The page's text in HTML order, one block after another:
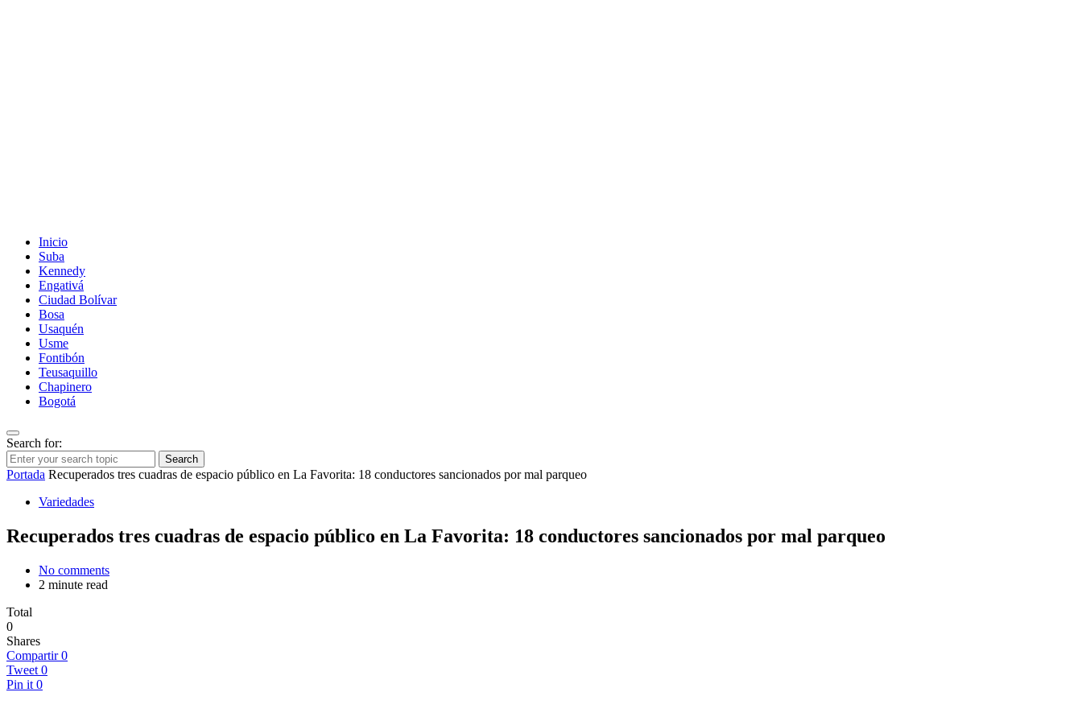
Inicio
Suba
Kennedy
Engativá
Ciudad Bolívar
Bosa
Usaquén
Usme
Fontibón
Teusaquillo
Chapinero
Bogotá
Search for:
Search
Portada Recuperados tres cuadras de espacio público en La Favorita: 18 conductores sancionados por mal parqueo
Variedades
Recuperados tres cuadras de espacio público en La Favorita: 18 conductores sancionados por mal parqueo
No comments
2 minute read
Total
0
Shares
Compartir 0
Tweet 0
Pin it 0